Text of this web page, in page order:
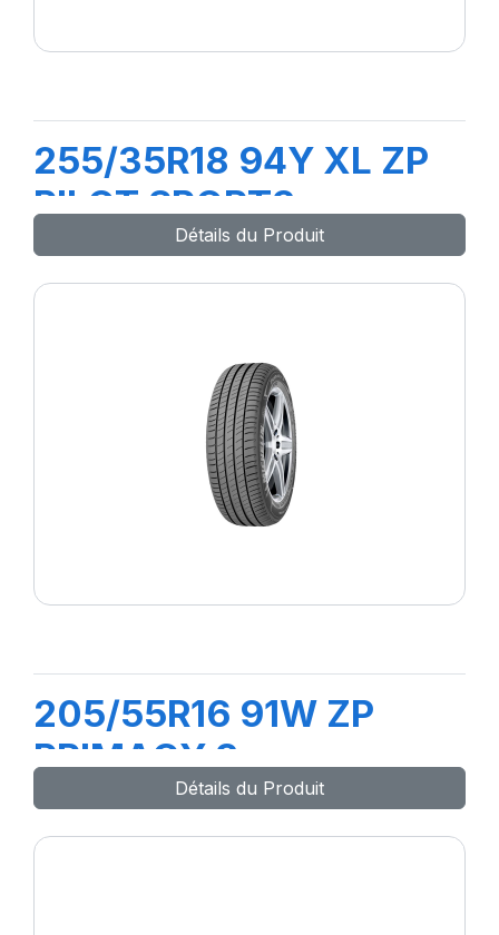
255/35R18 94Y XL ZP
PILOT SPORT3
Détails du Produit
205/55R16 91W ZP
PRIMACY 3
Détails du Produit